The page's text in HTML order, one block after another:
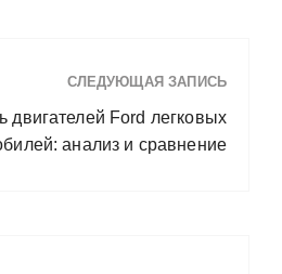
СЛЕДУЮЩАЯ ЗАПИСЬ
двигателей Ford легковых
анализ и сравнение